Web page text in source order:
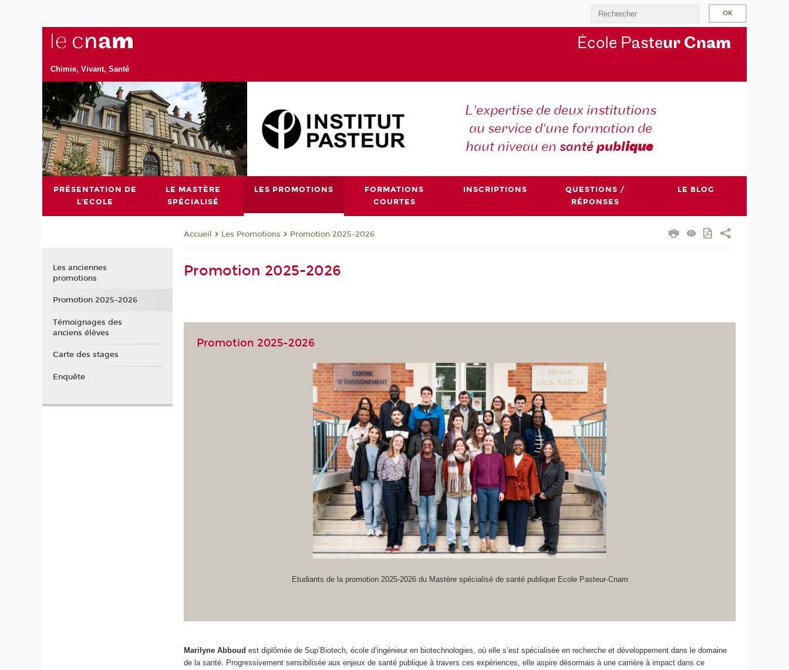
Chimie, Vivant, Santé
École Pasteur Cnam
L'expertise de deux institutions
au service d'une formation de
haut niveau en santé publique
PRÉSENTATION DE
L'ECOLE
LE MASTÈRE
SPÉCIALISÉ
LES PROMOTIONS
FORMATIONS
COURTES
INSCRIPTIONS
QUESTIONS /
RÉPONSES
LE BLOG
Accueil Les Promotions Promotion 2025-2026
Promotion 2025-2026
Promotion 2025-2026
Etudiants de la promotion 2025-2026 du Mastère spécialisé de santé publique Ecole Pasteur-Cnam
Marilyne Abboudest diplômée de Sup’Biotech, école d’ingénieur en biotechnologies, où elle s’est spécialisée en recherche et développement dans le domaine
de la santé. Progressivement sensibilisée aux enjeux de santé publique à travers ces expériences, elle aspire désormais à une carrière à impact dans ce
Les anciennes
promotions
Promotion 2025-2026
Témoignages des
anciens élèves
Carte des stages
Enquête